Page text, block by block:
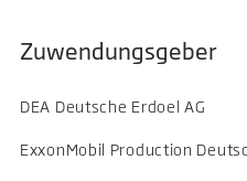
Zuwendungsgeber
DEA Deutsche Erdoel AG
ExxonMobil Production